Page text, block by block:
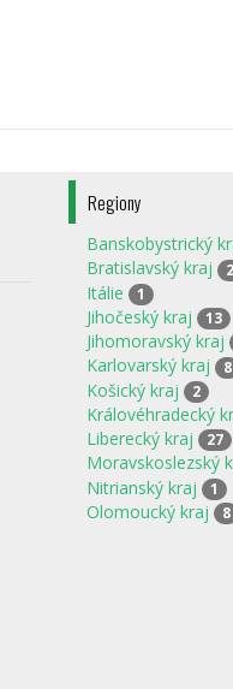
Regiony
Banskobystrický
Bratislavský kraj 2
Itálie 1
Jihočeský kraj 13
Jihomoravský kraj
Karlovarský kraj 8
Košický kraj 2
Královéhradecký
Liberecký kraj 27
Moravskoslezský
Nitrianský kraj 1
Olomoucký kraj 8